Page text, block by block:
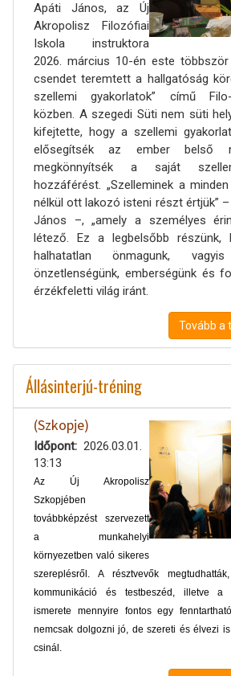
Apáti János, az Új
Akropolisz Filozófiai
Iskola instruktora
2026. március 10-én este
csendet teremtett a hallgatóság
szellemi gyakorlatok” című
közben. A szegedi Süti nem süti
kifejtette, hogy a szellemi
elősegítsék az ember belső
megkönnyítsék a saját
hozzáférést. „Szelleminek a
nélkül ott lakozó isteni részt értjük”
János –, „amely a személyes
létező. Ez a legbelsőbb részünk,
halhatatlan önmagunk, vagyis
önzetlenségünk, emberségünk és
érzékfeletti világ iránt.
Tovább a
Állásinterjú-tréning
(Szkopje)
Időpont
2026.03.01.
13:13
Az Új Akropolisz
Szkopjében
továbbképzést szervezett
a munkahelyi
környezetben való sikeres
szereplésről. A résztvevők
kommunikáció és testbeszéd, illetve a
ismerete mennyire fontos egy
nemcsak dolgozni jó, de szereti és élvezi
csinál.